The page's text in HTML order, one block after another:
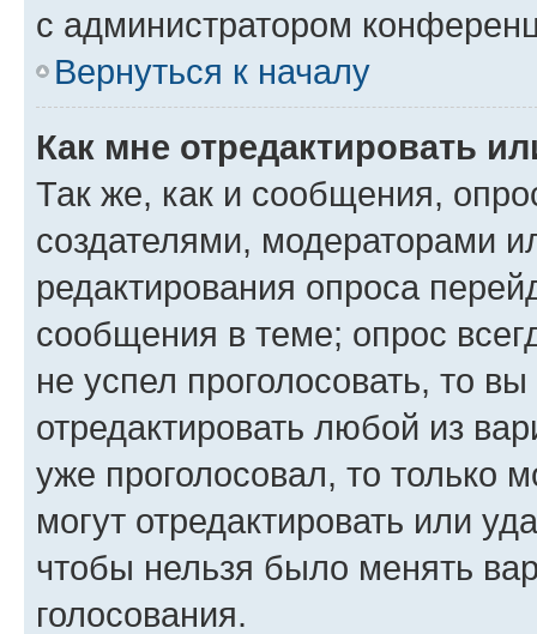
с администратором
Вернуться к началу
Как мне отредактировать
Так же, как и сообщения,
создателями, модераторами
редактирования опроса
сообщения в теме; опрос
не успел проголосовать, то
отредактировать любой из
уже проголосовал, то только
могут отредактировать или
чтобы нельзя было менять
голосования.